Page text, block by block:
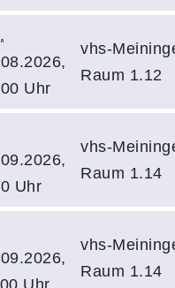
Uhr
vhs-
Raum 1.12
Uhr
vhs-
Raum 1.14
Uhr
vhs-
Raum 1.14